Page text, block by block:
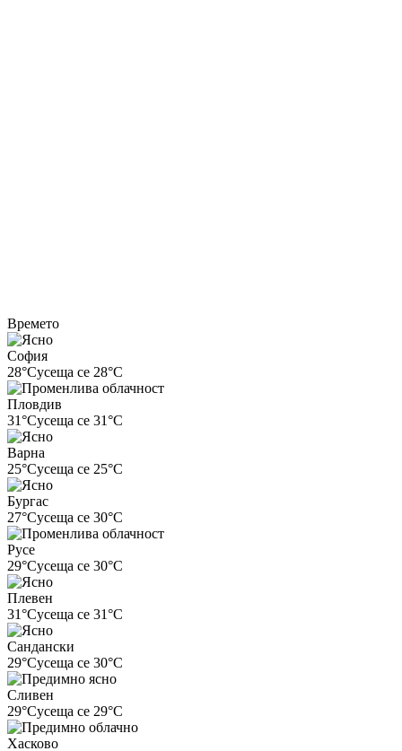
Времето
София
28°Cусеща се 28°C
Пловдив
31°Cусеща се 31°C
Варна
25°Cусеща се 25°C
Бургас
27°Cусеща се 30°C
Русе
29°Cусеща се 30°C
Плевен
31°Cусеща се 31°C
Сандански
29°Cусеща се 30°C
Сливен
29°Cусеща се 29°C
Хасково